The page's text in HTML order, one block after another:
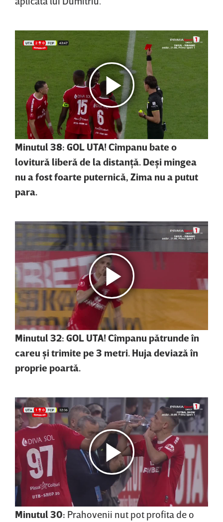
Minutul 38: GOL UTA! Cîmpanu bate o
lovitură liberă de la distanţă. Deşi mingea
nu a fost foarte puternică, Zima nu a putut
para.
Minutul 32: GOL UTA! Cîmpanu pătrunde în
careu şi trimite pe 3 metri. Huja deviază în
proprie poartă.
Minutul 30: Prahovenii nut pot profita de o